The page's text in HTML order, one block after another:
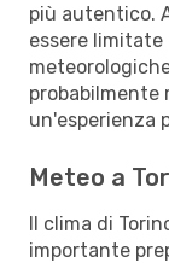
più autentico.
essere limitate
probabilmente
un'esperienza
Meteo a
Il clima di
importante